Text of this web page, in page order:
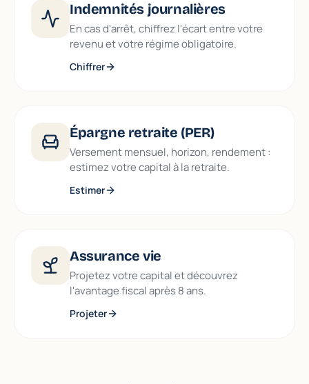
Indemnités journalières
En cas d'arrêt, chiffrez l'écart entre votre
revenu et votre régime obligatoire.
Chiffrer
Épargne retraite (PER)
Versement mensuel, horizon, rendement :
estimez votre capital à la retraite.
Estimer
Assurance vie
Projetez votre capital et découvrez
l'avantage fiscal après 8 ans.
Projeter